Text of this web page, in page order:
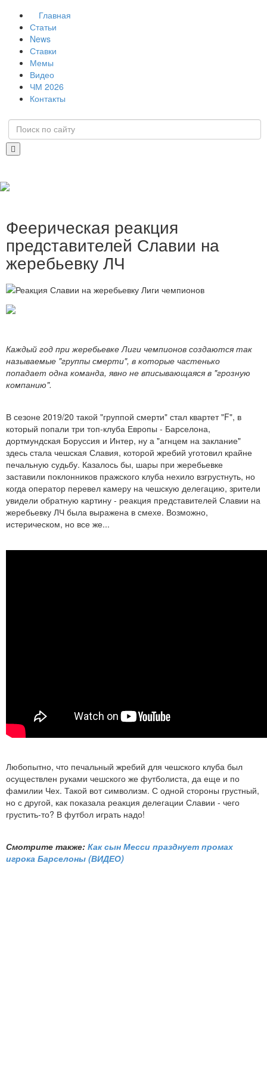
Главная
Статьи
News
Ставки
Мемы
Видео
ЧМ 2026
Контакты
Феерическая реакция
представителей Славии на
жеребьевку ЛЧ
Каждый год при жеребьевке Лиги чемпионов создаются так
называемые "группы смерти", в которые частенько
попадает одна команда, явно не вписывающаяся в "грозную
компанию".
В сезоне 2019/20 такой "группой смерти" стал квартет "F", в
который попали три топ-клуба Европы - Барселона,
дортмундская Боруссия и Интер, ну а "агнцем на заклание"
здесь стала чешская Славия, которой жребий уготовил крайне
печальную судьбу. Казалось бы, шары при жеребьевке
заставили поклонников пражского клуба нехило взгрустнуть, но
когда оператор перевел камеру на чешскую делегацию, зрители
увидели обратную картину - реакция представителей Славии на
жеребьевку ЛЧ была выражена в смехе. Возможно,
истерическом, но все же...
Любопытно, что печальный жребий для чешского клуба был
осуществлен руками чешского же футболиста, да еще и по
фамилии Чех. Такой вот символизм. С одной стороны грустный,
но с другой, как показала реакция делегации Славии - чего
грустить-то? В футбол играть надо!
Смотрите также: Как сын Месси празднует промах
игрока Барселоны (ВИДЕО)